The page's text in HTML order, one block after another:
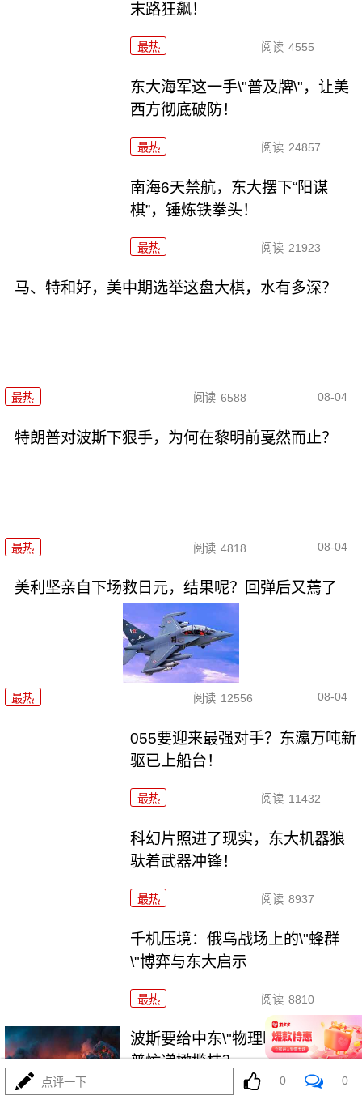
末路狂飙！
最热 阅读 4555
东大海军这一手\"普及牌\"，让美
西方彻底破防！
最热 阅读 24857
南海6天禁航，东大摆下“阳谋
棋”，锤炼铁拳头！
最热 阅读 21923
马、特和好，美中期选举这盘大棋，水有多深？
最热 阅读 6588 08-04
特朗普对波斯下狠手，为何在黎明前戛然而止？
最热 阅读 4818 08-04
美利坚亲自下场救日元，结果呢？回弹后又蔫了
最热 阅读 12556 08-04
055要迎来最强对手？东瀛万吨新
驱已上船台！
最热 阅读 11432
科幻片照进了现实，东大机器狼
驮着武器冲锋！
最热 阅读 8937
千机压境：俄乌战场上的\"蜂群
\"博弈与东大启示
最热 阅读 8810
波斯要给中东\"物理断网\"，特朗
普忙递橄榄枝？
最热
点评一下 0 0